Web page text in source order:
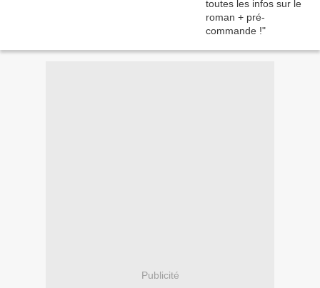
Publicité